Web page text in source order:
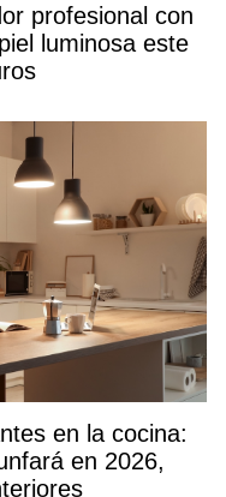
profesional con
luminosa este
en la cocina:
en 2026,